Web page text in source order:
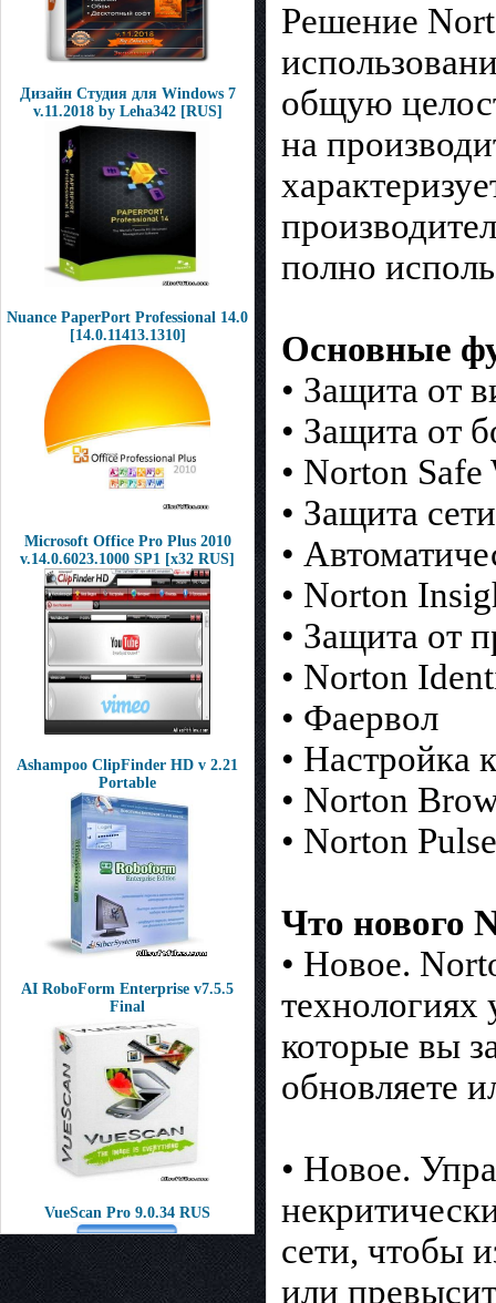
Дизайн Студия для Windows 7
v.11.2018 by Leha342 [RUS]
Nuance PaperPort Professional 14.0
[14.0.11413.1310]
Microsoft Office Pro Plus 2010
v.14.0.6023.1000 SP1 [x32 RUS]
Ashampoo ClipFinder HD v 2.21
Portable
AI RoboForm Enterprise v7.5.5
Final
VueScan Pro 9.0.34 RUS
Решение
общую
на
полно
Основные
• Защита от
• Защита от
• Norton
• Защита сети
•
• Norton
• Защита от
• Norton
• Фаервол
• Настройка
• Norton
• Norton
Что нового
• Новое.
технологиях
которые вы
обновляете
• Новое.
сети, чтобы
или